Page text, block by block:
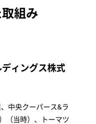
組み
ィングス株式
中央クーパース&ラ
（当時）、トーマツ